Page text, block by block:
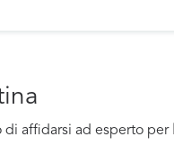
di affidarsi ad esperto per